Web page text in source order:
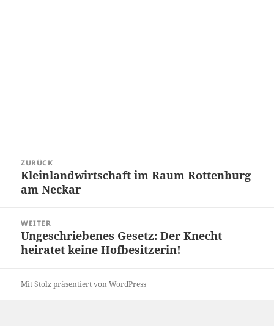
ZURÜCK
Vorheriger
Beitrag:
Kleinlandwirtschaft im Raum Rottenburg
am Neckar
WEITER
Nächster
Beitrag:
Ungeschriebenes Gesetz: Der Knecht
heiratet keine Hofbesitzerin!
Mit Stolz präsentiert von WordPress